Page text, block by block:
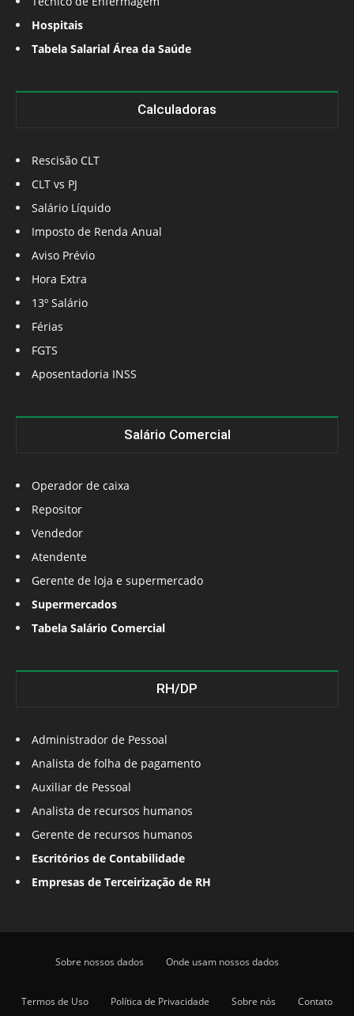
Hospitais
Tabela Salarial Área da Saúde
Calculadoras
Rescisão CLT
CLT vs PJ
Salário Líquido
Imposto de Renda Anual
Aviso Prévio
Hora Extra
13º Salário
Férias
FGTS
Aposentadoria INSS
Salário Comercial
Operador de caixa
Repositor
Vendedor
Atendente
Gerente de loja e supermercado
Supermercados
Tabela Salário Comercial
RH/DP
Administrador de Pessoal
Analista de folha de pagamento
Auxiliar de Pessoal
Analista de recursos humanos
Gerente de recursos humanos
Escritórios de Contabilidade
Empresas de Terceirização de RH
Sobre nossos dados Onde usam nossos dados
Termos de Uso Política de Privacidade Sobre nós Contato